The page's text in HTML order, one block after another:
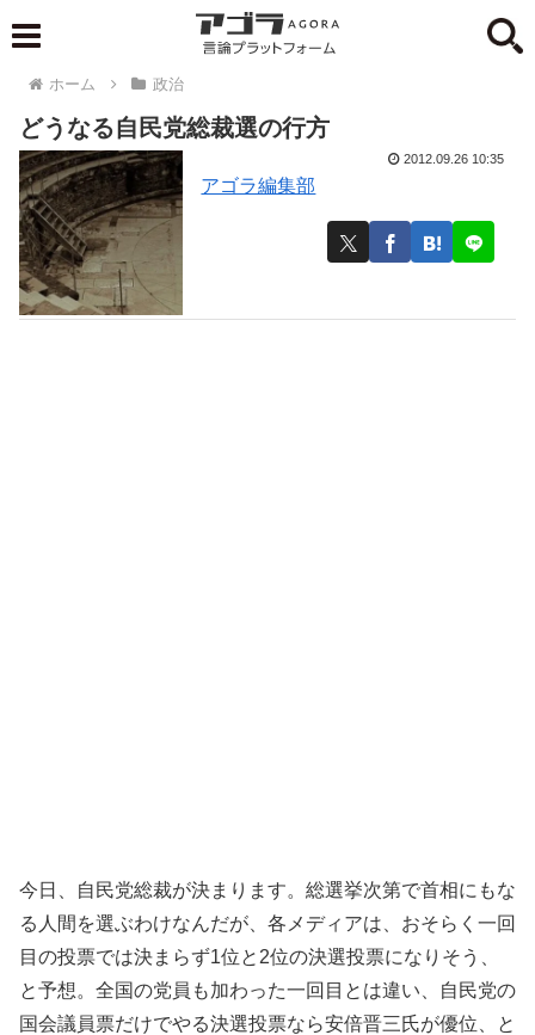
ホーム 政治
どうなる自民党総裁選の行方
アゴラ編集部
2012.09.26 10:35
今日、自民党総裁が決まります。総選挙次第で首相にもな
る人間を選ぶわけなんだが、各メディアは、おそらく一回
目の投票では決まらず1位と2位の決選投票になりそう、
と予想。全国の党員も加わった一回目とは違い、自民党の
国会議員票だけでやる決選投票なら安倍晋三氏が優位、と